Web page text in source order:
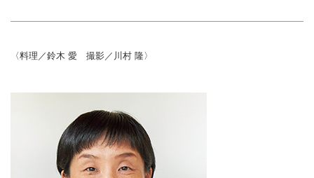
〈料理／鈴木 愛 撮影／川村 隆〉